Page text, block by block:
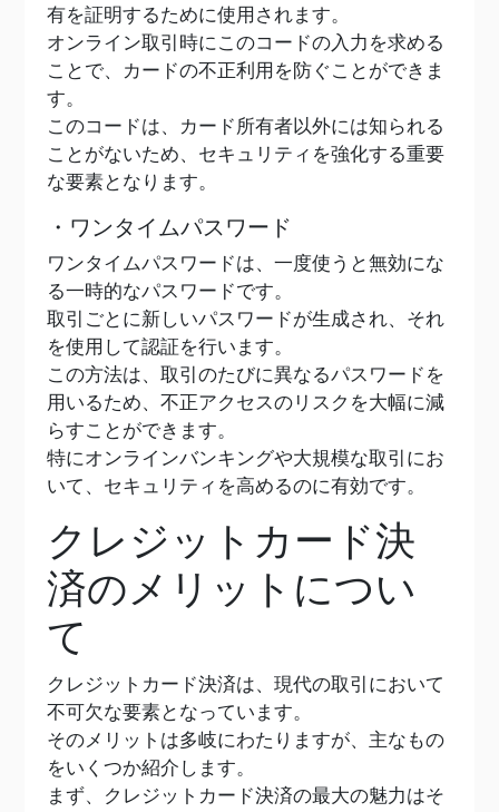
有を証明するために使用されます。
オンライン取引時にこのコードの入力を求める
ことで、カードの不正利用を防ぐことができま
す。
このコードは、カード所有者以外には知られる
ことがないため、セキュリティを強化する重要
な要素となります。
・ワンタイムパスワード
ワンタイムパスワードは、一度使うと無効にな
る一時的なパスワードです。
取引ごとに新しいパスワードが生成され、それ
を使用して認証を行います。
この方法は、取引のたびに異なるパスワードを
用いるため、不正アクセスのリスクを大幅に減
らすことができます。
特にオンラインバンキングや大規模な取引にお
いて、セキュリティを高めるのに有効です。
クレジットカード決
済のメリットについ
て
クレジットカード決済は、現代の取引において
不可欠な要素となっています。
そのメリットは多岐にわたりますが、主なもの
をいくつか紹介します。
まず、クレジットカード決済の最大の魅力はそ